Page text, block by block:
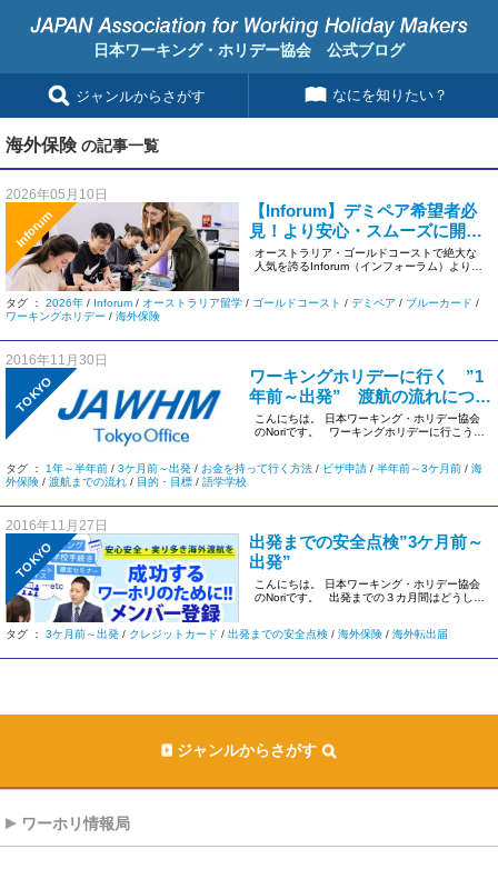
日本ワーキング・ホリデー協会 公式ブログ
ジャンルからさがす なにを知りたい？
海外保険の記事一覧
2026年05月10日
Inforum
【Inforum】デミペア希望者必
見！より安心・スムーズに開始
するための新ルール解説
オーストラリア・ゴールドコーストで絶大な
人気を誇るInforum（インフォーラム）より、
タグ ： 2026年 / Inforum / オーストラリア留学 / ゴールドコースト / デミペア / ブルーカード /
ワーキングホリデー / 海外保険
2016年11月30日
TOKYO
ワーキングホリデーに行く ”1
年前～出発” 渡航の流れについ
て
こんにちは。 日本ワーキング・ホリデー協会
のNoriです。 ワーキングホリデーに行こう！
タグ ： 1年～半年前 / 3ケ月前～出発 / お金を持って行く方法 / ビザ申請 / 半年前～3ケ月前 / 海
外保険 / 渡航までの流れ / 目的・目標 / 語学学校
2016年11月27日
TOKYO
出発までの安全点検”3ケ月前～
出発”
こんにちは。 日本ワーキング・ホリデー協会
のNoriです。 出発までの３カ月間はどうして
タグ ： 3ケ月前～出発 / クレジットカード / 出発までの安全点検 / 海外保険 / 海外転出届
ジャンルからさがす
ワーホリ情報局